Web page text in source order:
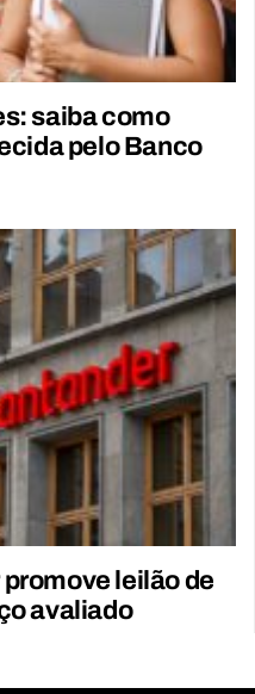
saiba como
pelo Banco
leilão de
avaliado